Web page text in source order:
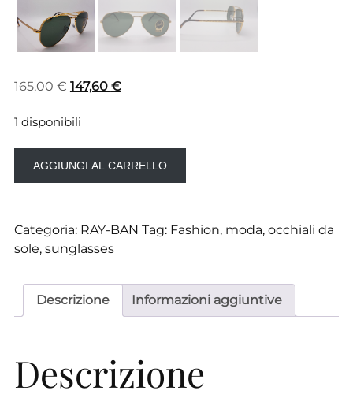
165,00€ Il
originale
165,00 €.
147,60 €Il
147,60 €.
1 disponibili
RB
3625
quantità
AGGIUNGI AL CARRELLO
Categoria: RAY-BAN Tag: Fashion, moda, occhiali da
sole, sunglasses
Descrizione Informazioni aggiuntive
Descrizione